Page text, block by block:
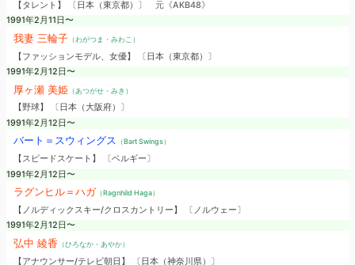
【タレント】 〔日本（東京都）〕 元《AKB48》
1991年2月11日〜
我妻 三輪子（わがつま・みわこ）
【ファッションモデル、女優】 〔日本（東京都）〕
1991年2月12日〜
厚ヶ瀬 美姫 （あつがせ・みき）
【野球】 〔日本（大阪府）〕
1991年2月12日〜
バート＝スウィングス （Bart Swings）
【スピードスケート】 〔ベルギー〕
1991年2月12日〜
ラグンヒル＝ハガ （Ragnhild Haga）
【ノルディックスキー/クロスカントリー】 〔ノルウェー〕
1991年2月12日〜
弘中 綾香 （ひろなか・あやか）
【アナウンサー/テレビ朝日】 〔日本（神奈川県）〕